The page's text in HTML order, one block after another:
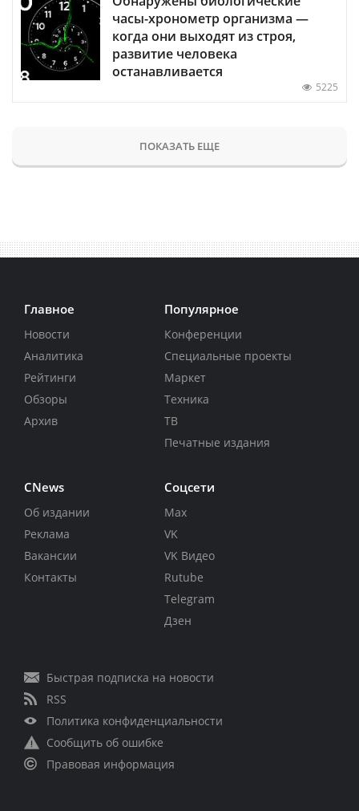
часы-хронометр организма —
когда они выходят из строя,
развитие человека
останавливается
5225
ПОКАЗАТЬ ЕЩЕ
Главное
Новости
Аналитика
Рейтинги
Обзоры
Архив
Популярное
Конференции
Специальные проекты
Маркет
Техника
ТВ
Печатные издания
CNews
Об издании
Реклама
Вакансии
Контакты
Соцсети
Max
VK
VK Видео
Rutube
Telegram
Дзен
Быстрая подписка на новости
RSS
Политика конфиденциальности
Сообщить об ошибке
Правовая информация